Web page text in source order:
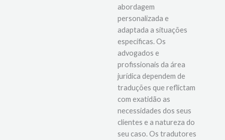
abordagem
personalizada e
adaptada a situações
específicas. Os
advogados e
profissionais da área
jurídica dependem de
traduções que reflictam
com exatidão as
necessidades dos seus
clientes e a natureza do
seu caso. Os tradutores